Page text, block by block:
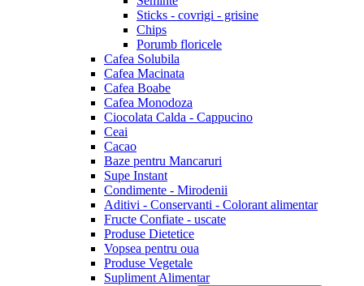
Sticks - covrigi - grisine
Chips
Porumb floricele
Cafea Solubila
Cafea Macinata
Cafea Boabe
Cafea Monodoza
Ciocolata Calda - Cappucino
Ceai
Cacao
Baze pentru Mancaruri
Supe Instant
Condimente - Mirodenii
Aditivi - Conservanti - Colorant alimentar
Fructe Confiate - uscate
Produse Dietetice
Vopsea pentru oua
Produse Vegetale
Supliment Alimentar